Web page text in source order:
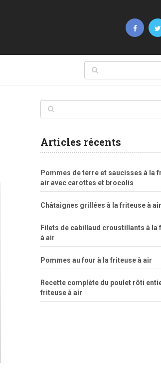
Articles récents
Pommes de terre et saucisses à la
air avec carottes et brocolis
Châtaignes grillées à la friteuse à air
Filets de cabillaud croustillants à la
à air
Pommes au four à la friteuse à air
Recette complète du poulet rôti
friteuse à air